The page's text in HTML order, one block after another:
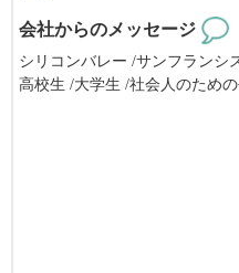
会社からのメッセージ
シリコンバレー /サンフランシ
高校生 /大学生 /社会人のため